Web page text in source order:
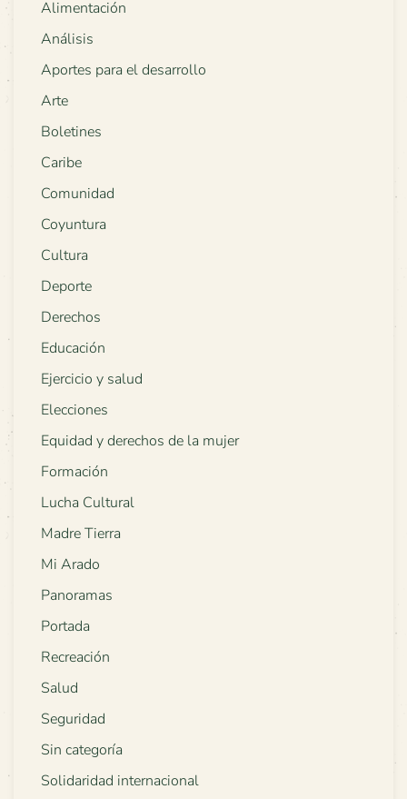
Alimentación
Análisis
Aportes para el desarrollo
Arte
Boletines
Caribe
Comunidad
Coyuntura
Cultura
Deporte
Derechos
Educación
Ejercicio y salud
Elecciones
Equidad y derechos de la mujer
Formación
Lucha Cultural
Madre Tierra
Mi Arado
Panoramas
Portada
Recreación
Salud
Seguridad
Sin categoría
Solidaridad internacional